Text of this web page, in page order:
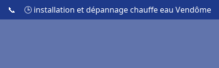
📞 🕒 installation et dépannage chauffe eau Vendôme